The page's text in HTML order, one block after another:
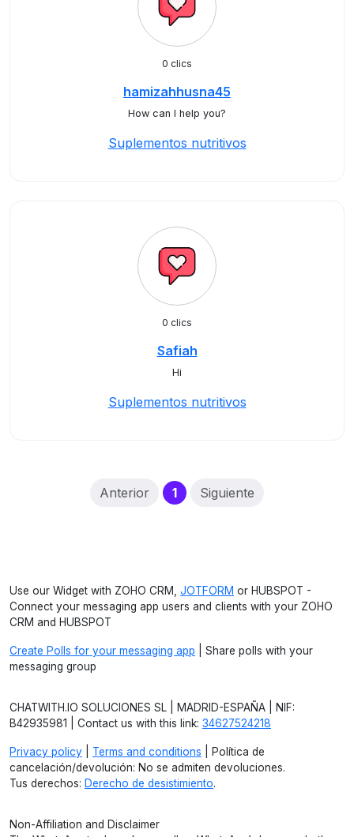
0 clics
hamizahhusna45
How can I help you?
Suplementos nutritivos
0 clics
Safiah
Hi
Suplementos nutritivos
Anterior 1(current)
Siguiente
Use our Widget with ZOHO CRM, JOTFORM or HUBSPOT -
Connect your messaging app users and clients with your ZOHO
CRM and HUBSPOT
Create Polls for your messaging app | Share polls with your
messaging group
CHATWITH.IO SOLUCIONES SL | MADRID-ESPAÑA | NIF:
B42935981 | Contact us with this link: 34627524218
Privacy policy Terms and conditions | Política de
cancelación/devolución: No se admiten devoluciones.
Tus derechos: Derecho de desistimiento.
Non-Affiliation and Disclaimer